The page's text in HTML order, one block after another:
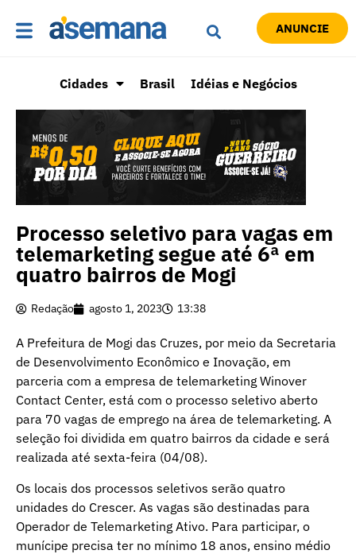
ANUNCIE
Cidades Brasil Idéias e Negócios
Processo seletivo para vagas em
telemarketing segue até 6ª em
quatro bairros de Mogi
Redação agosto 1, 2023 13:38
A Prefeitura de Mogi das Cruzes, por meio da Secretaria
de Desenvolvimento Econômico e Inovação, em
parceria com a empresa de telemarketing Winover
Contact Center, está com o processo seletivo aberto
para 70 vagas de emprego na área de telemarketing. A
seleção foi dividida em quatro bairros da cidade e será
realizada até sexta-feira (04/08).
Os locais dos processos seletivos serão quatro
unidades do Crescer. As vagas são destinadas para
Operador de Telemarketing Ativo. Para participar, o
munícipe precisa ter no mínimo 18 anos, ensino médio